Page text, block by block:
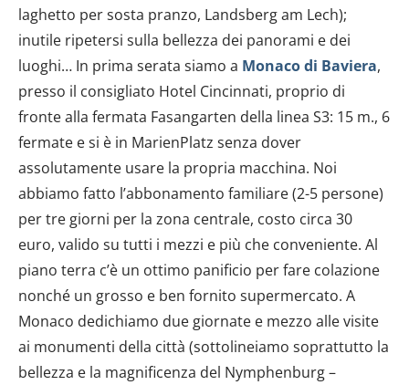
laghetto per sosta pranzo, Landsberg am Lech);
inutile ripetersi sulla bellezza dei panorami e dei
luoghi… In prima serata siamo a Monaco di Baviera,
presso il consigliato Hotel Cincinnati, proprio di
fronte alla fermata Fasangarten della linea S3: 15 m., 6
fermate e si è in MarienPlatz senza dover
assolutamente usare la propria macchina. Noi
abbiamo fatto l’abbonamento familiare (2-5 persone)
per tre giorni per la zona centrale, costo circa 30
euro, valido su tutti i mezzi e più che conveniente. Al
piano terra c’è un ottimo panificio per fare colazione
nonché un grosso e ben fornito supermercato. A
Monaco dedichiamo due giornate e mezzo alle visite
ai monumenti della città (sottolineiamo soprattutto la
bellezza e la magnificenza del Nymphenburg –